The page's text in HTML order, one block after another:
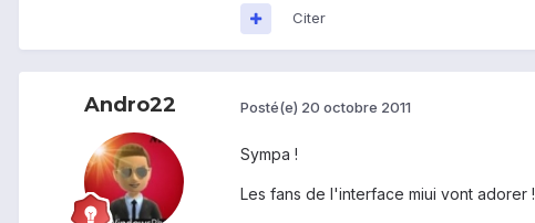
Citer
Andro22 Posté(e) 20 octobre 2011
Sympa !
Les fans de l'interface miui vont adorer !